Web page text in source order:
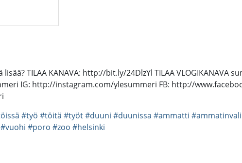
TILAA KANAVA: http://bit.ly/24DlzYl TILAA VLOGIKANAVA
IG: http://instagram.com/ylesummeri FB: http://
#työ #töitä #työt#duuni #duunissa #ammatti
#vuohi #poro #zoo #helsinki